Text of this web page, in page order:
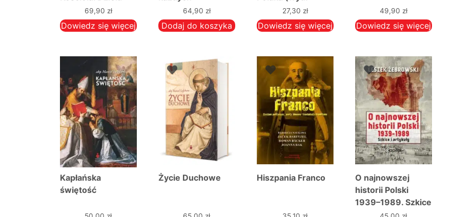
Świętego Jana.
Komplet 4 książek
69,90 zł
Dowiedz się więcej
warunkach.
64,90 zł
Dodaj do koszyka
Nortom)27,30 zł
Dowiedz się więcej
49,90 zł
Dowiedz się więcej
Kapłańska
świętość
Życie Duchowe Hiszpania Franco
O najnowszej
historii Polski
1939–1989. Szkice
i artykuły